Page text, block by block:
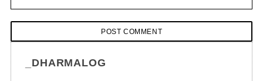
_DHARMALOG